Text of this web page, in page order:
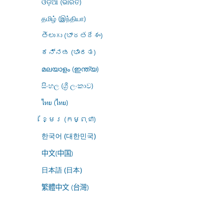
தமிழ் (இந்தியா)
తెలుగు (భారతదేశం)
ಕನ್ನಡ (ಭಾರತ)
മലയാളം (ഇന്ത്യ)
සිංහල (ශ්‍රී ලංකාව)
ไทย (ไทย)
ខ្មែរ (កម្ពុជា)
한국어 (대한민국)
中文(中国)
日本語 (日本)
繁體中文 (台灣)